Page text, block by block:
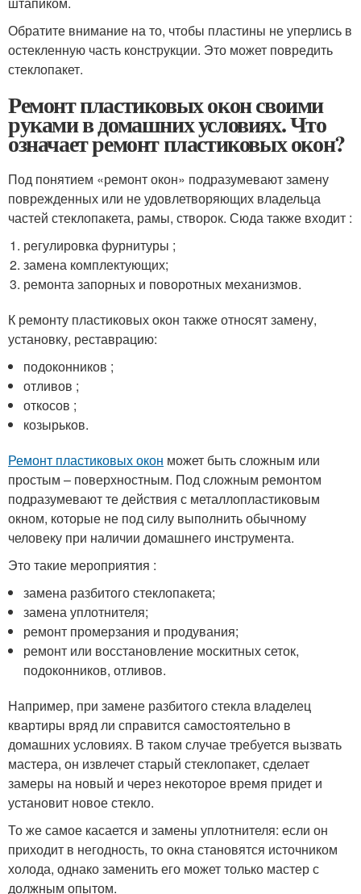
Обратите внимание на то, чтобы пластины не уперлись в
остекленную часть конструкции. Это может повредить
стеклопакет.
Ремонт пластиковых окон своими
руками в домашних условиях. Что
означает ремонт пластиковых окон?
Под понятием «ремонт окон» подразумевают замену
поврежденных или не удовлетворяющих владельца
частей стеклопакета, рамы, створок. Сюда также входит :
регулировка фурнитуры ;
замена комплектующих;
ремонта запорных и поворотных механизмов.
К ремонту пластиковых окон также относят замену,
установку, реставрацию:
подоконников ;
отливов ;
откосов ;
козырьков.
Ремонт пластиковых окон может быть сложным или
простым – поверхностным. Под сложным ремонтом
подразумевают те действия с металлопластиковым
окном, которые не под силу выполнить обычному
человеку при наличии домашнего инструмента.
Это такие мероприятия :
замена разбитого стеклопакета;
замена уплотнителя;
ремонт промерзания и продувания;
ремонт или восстановление москитных сеток,
подоконников, отливов.
Например, при замене разбитого стекла владелец
квартиры вряд ли справится самостоятельно в
домашних условиях. В таком случае требуется вызвать
мастера, он извлечет старый стеклопакет, сделает
замеры на новый и через некоторое время придет и
установит новое стекло.
То же самое касается и замены уплотнителя: если он
приходит в негодность, то окна становятся источником
холода, однако заменить его может только мастер с
должным опытом.